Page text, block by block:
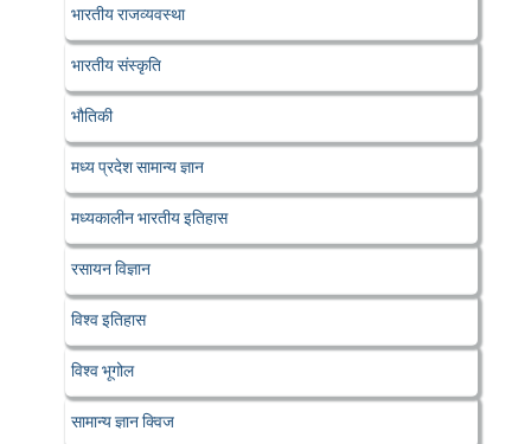
भारतीय राजव्यवस्था
भारतीय संस्कृति
भौतिकी
मध्य प्रदेश सामान्य ज्ञान
मध्यकालीन भारतीय इतिहास
रसायन विज्ञान
विश्व इतिहास
विश्व भूगोल
सामान्य ज्ञान क्विज